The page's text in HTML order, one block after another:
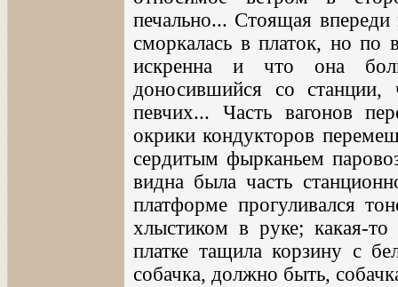
печально... Стоящая
сморкалась в платок, но по
искренна и что она
доносившийся со
певчих... Часть вагонов
окрики кондукторов
сердитым фырканьем
видна была часть
платформе прогуливался
хлыстиком в руке; какая-
платке тащила корзину с
собачка, должно быть,